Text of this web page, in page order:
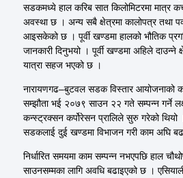
सडकमध्ये हाल करिब सात किलोमिटरमा मात्र
अवस्था छ । अन्य सबै क्षेत्रमा कालोपत्र तथा
आइसकेको छ । पूर्वी खण्डमा हालको भौतिक
जानकारी दिनुभयो । पूर्वी खण्डमा अहिले दाउन्ने
यात्रा सहज भएको छ ।
नारायणगढ–बुटवल सडक विस्तार आयोजनाको
सम्झौता भई २०७९ साउन २२ गते सम्पन्न गर्ने
कन्स्ट्रक्सन कर्पोरेसन प्रालिले सुरु गरेको
सडकलाई दुई खण्डमा विभाजन गरी काम अघि
निर्धारित समयमा काम सम्पन्न नभएपछि हाल
साउनसम्मका लागि अवधि बढाइएको छ ।